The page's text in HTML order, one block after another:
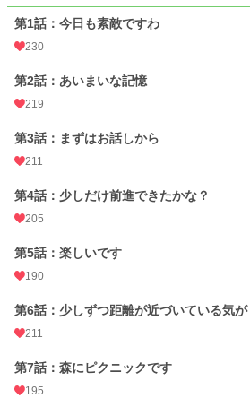
が、マリオネットは違った。
増々サターンに熱を上げ、彼に近づこうとする。
“たとえ嫌われていても構わない、せめて貴族学
傍にいたい”
続けるのだった。
一方サターンは、自分の意思ではどうしようも
ご都合主義全開、ファンタジー要素を含むラブス
よろしくお願いしますm(__)m
※他サイトでも同時掲載しています
恋愛 836 位 / 66,320 件
第1話：今日も素敵ですわ
230
第2話：あいまいな記憶
219
第3話：まずはお話しから
211
第4話：少しだけ前進できたかな？
205
第5話：楽しいです
190
第6話：少しずつ距離が近づいている気
211
第7話：森にピクニックです
195